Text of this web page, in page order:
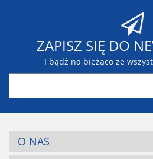
ZAPISZ SIĘ DO
I bądź na bieżąco ze
O NAS